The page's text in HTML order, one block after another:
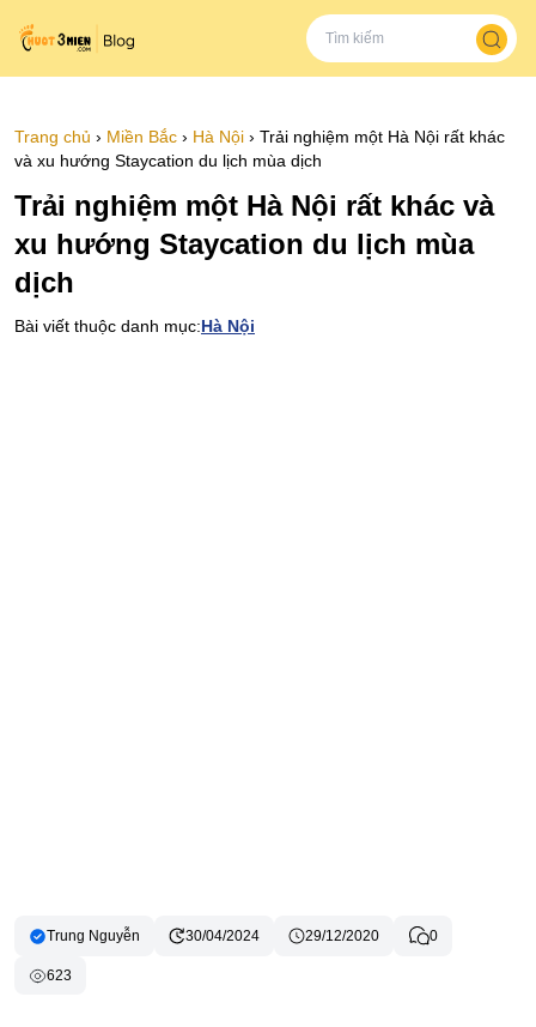
Trang chủ › Miền Bắc › Hà Nội › Trải nghiệm một Hà Nội rất khác
và xu hướng Staycation du lịch mùa dịch
Trải nghiệm một Hà Nội rất khác và
xu hướng Staycation du lịch mùa
dịch
Bài viết thuộc danh mục:Hà Nội
Trung Nguyễn 30/04/2024 29/12/2020 0
623